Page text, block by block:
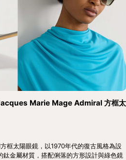
Marie Mage Admiral 方框太
框太陽眼鏡，以1970年代的復古風格為設
金屬材質，搭配俐落的方形設計與綠色鏡